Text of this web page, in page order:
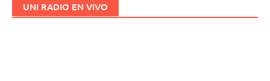
UNI RADIO EN VIVO